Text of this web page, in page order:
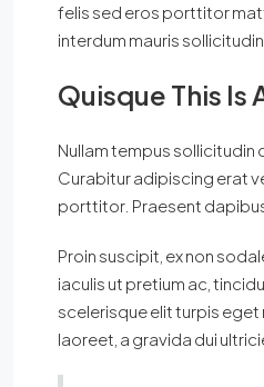
felis sed eros porttitor
interdum mauris sollicitudin
Quisque This Is
Nullam tempus sollicitudin
Curabitur adipiscing erat
porttitor. Praesent
Proin suscipit, ex non
iaculis ut pretium ac,
scelerisque elit turpis eget
laoreet, a gravida dui